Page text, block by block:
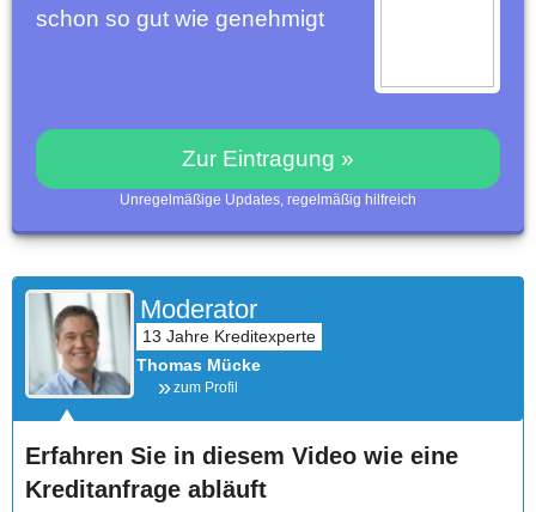
schon so gut wie genehmigt
Zur Eintragung »
Unregelmäßige Updates, regelmäßig hilfreich
Moderator
Thomas Mücke
zum Profil
Erfahren Sie in diesem Video wie eine
Kreditanfrage abläuft